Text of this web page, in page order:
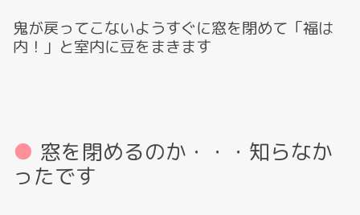
鬼が戻ってこないようすぐに窓を閉めて「福は
内！」と室内に豆をまきます
窓を閉めるのか・・・知らなか
ったです